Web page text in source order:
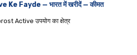
Fayde — भारत में खरीदें — कीमत
Active उपयोग का क्षेत्र